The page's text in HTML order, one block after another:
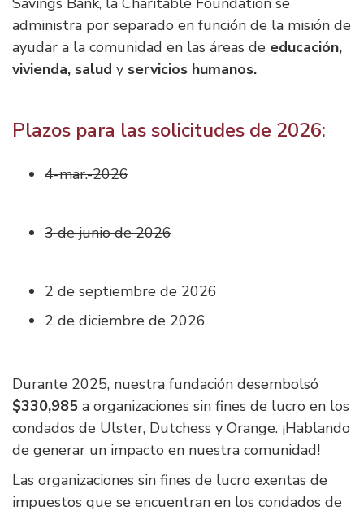
administra por separado en función de la misión de
ayudar a la comunidad en las áreas de educación,
vivienda, salud y servicios humanos.
Plazos para las solicitudes de 2026:
4-mar.-2026
3 de junio de 2026
2 de septiembre de 2026
2 de diciembre de 2026
Durante 2025, nuestra fundación desembolsó
$330,985 a organizaciones sin fines de lucro en los
condados de Ulster, Dutchess y Orange. ¡Hablando
de generar un impacto en nuestra comunidad!
Las organizaciones sin fines de lucro exentas de
impuestos que se encuentran en los condados de